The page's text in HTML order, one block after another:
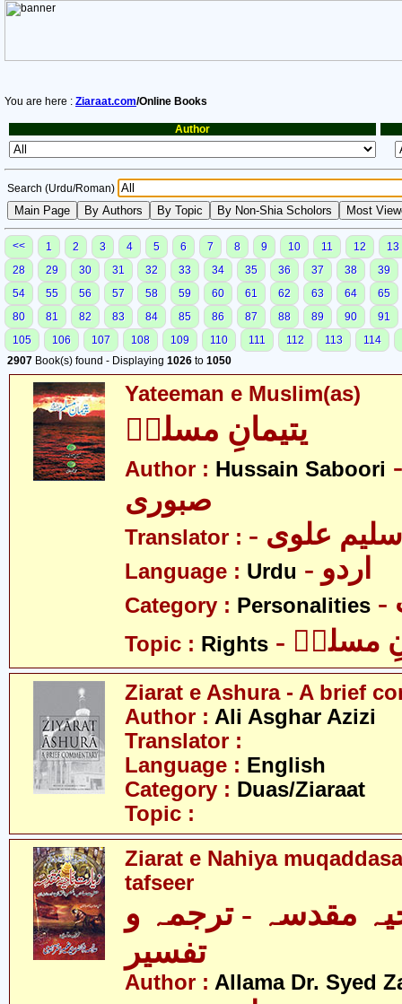
You are here : Ziaraat.com/Online Books
Author
Search (Urdu/Roman)
<< 1 2 3 4 5 6 7 8 9 10 11 12
13
28
29 30 31 32 33 34 35 36 37 38
39
54
55 56 57 58 59 60 61 62 63 64
65
80
81 82 83 84 85 86 87 88 89 90
91
105
106 107 108 109 110 111 112 113
114
2907 Book(s) found - Displaying 1026 to 1050
Yateeman e Muslim(as)
یتیمانِ مسلمؑ
Author : Hussain Saboori
صبوری
Translator : سلیم علوی
Language : Urdu - اردو
Category : Personalities
Topic : Rights مسلمؑ
Ziarat e Ashura - A brief
Author : Ali Asghar Azizi
Translator :
Language : English
Category : Duas/Ziaraat
Topic :
Ziarat e Nahiya
tafseer
مقدسہ - ترجمہ و
تفسیر
Author : Allama Dr. Syed